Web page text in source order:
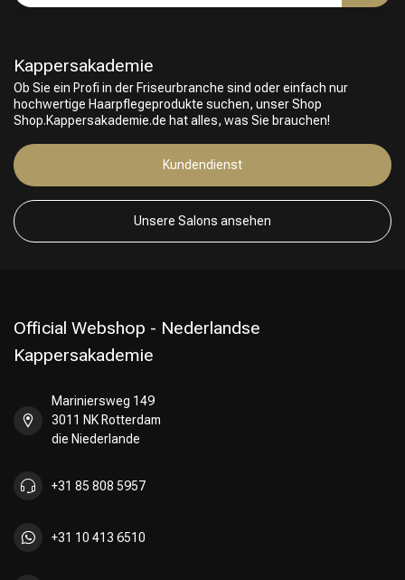
Kappersakademie
Ob Sie ein Profi in der Friseurbranche sind oder einfach nur
hochwertige Haarpflegeprodukte suchen, unser Shop
Shop.Kappersakademie.de hat alles, was Sie brauchen!
Kundendienst
Unsere Salons ansehen
Official Webshop - Nederlandse
Kappersakademie
Mariniersweg 149
3011 NK Rotterdam
die Niederlande
+31 85 808 5957
+31 10 413 6510